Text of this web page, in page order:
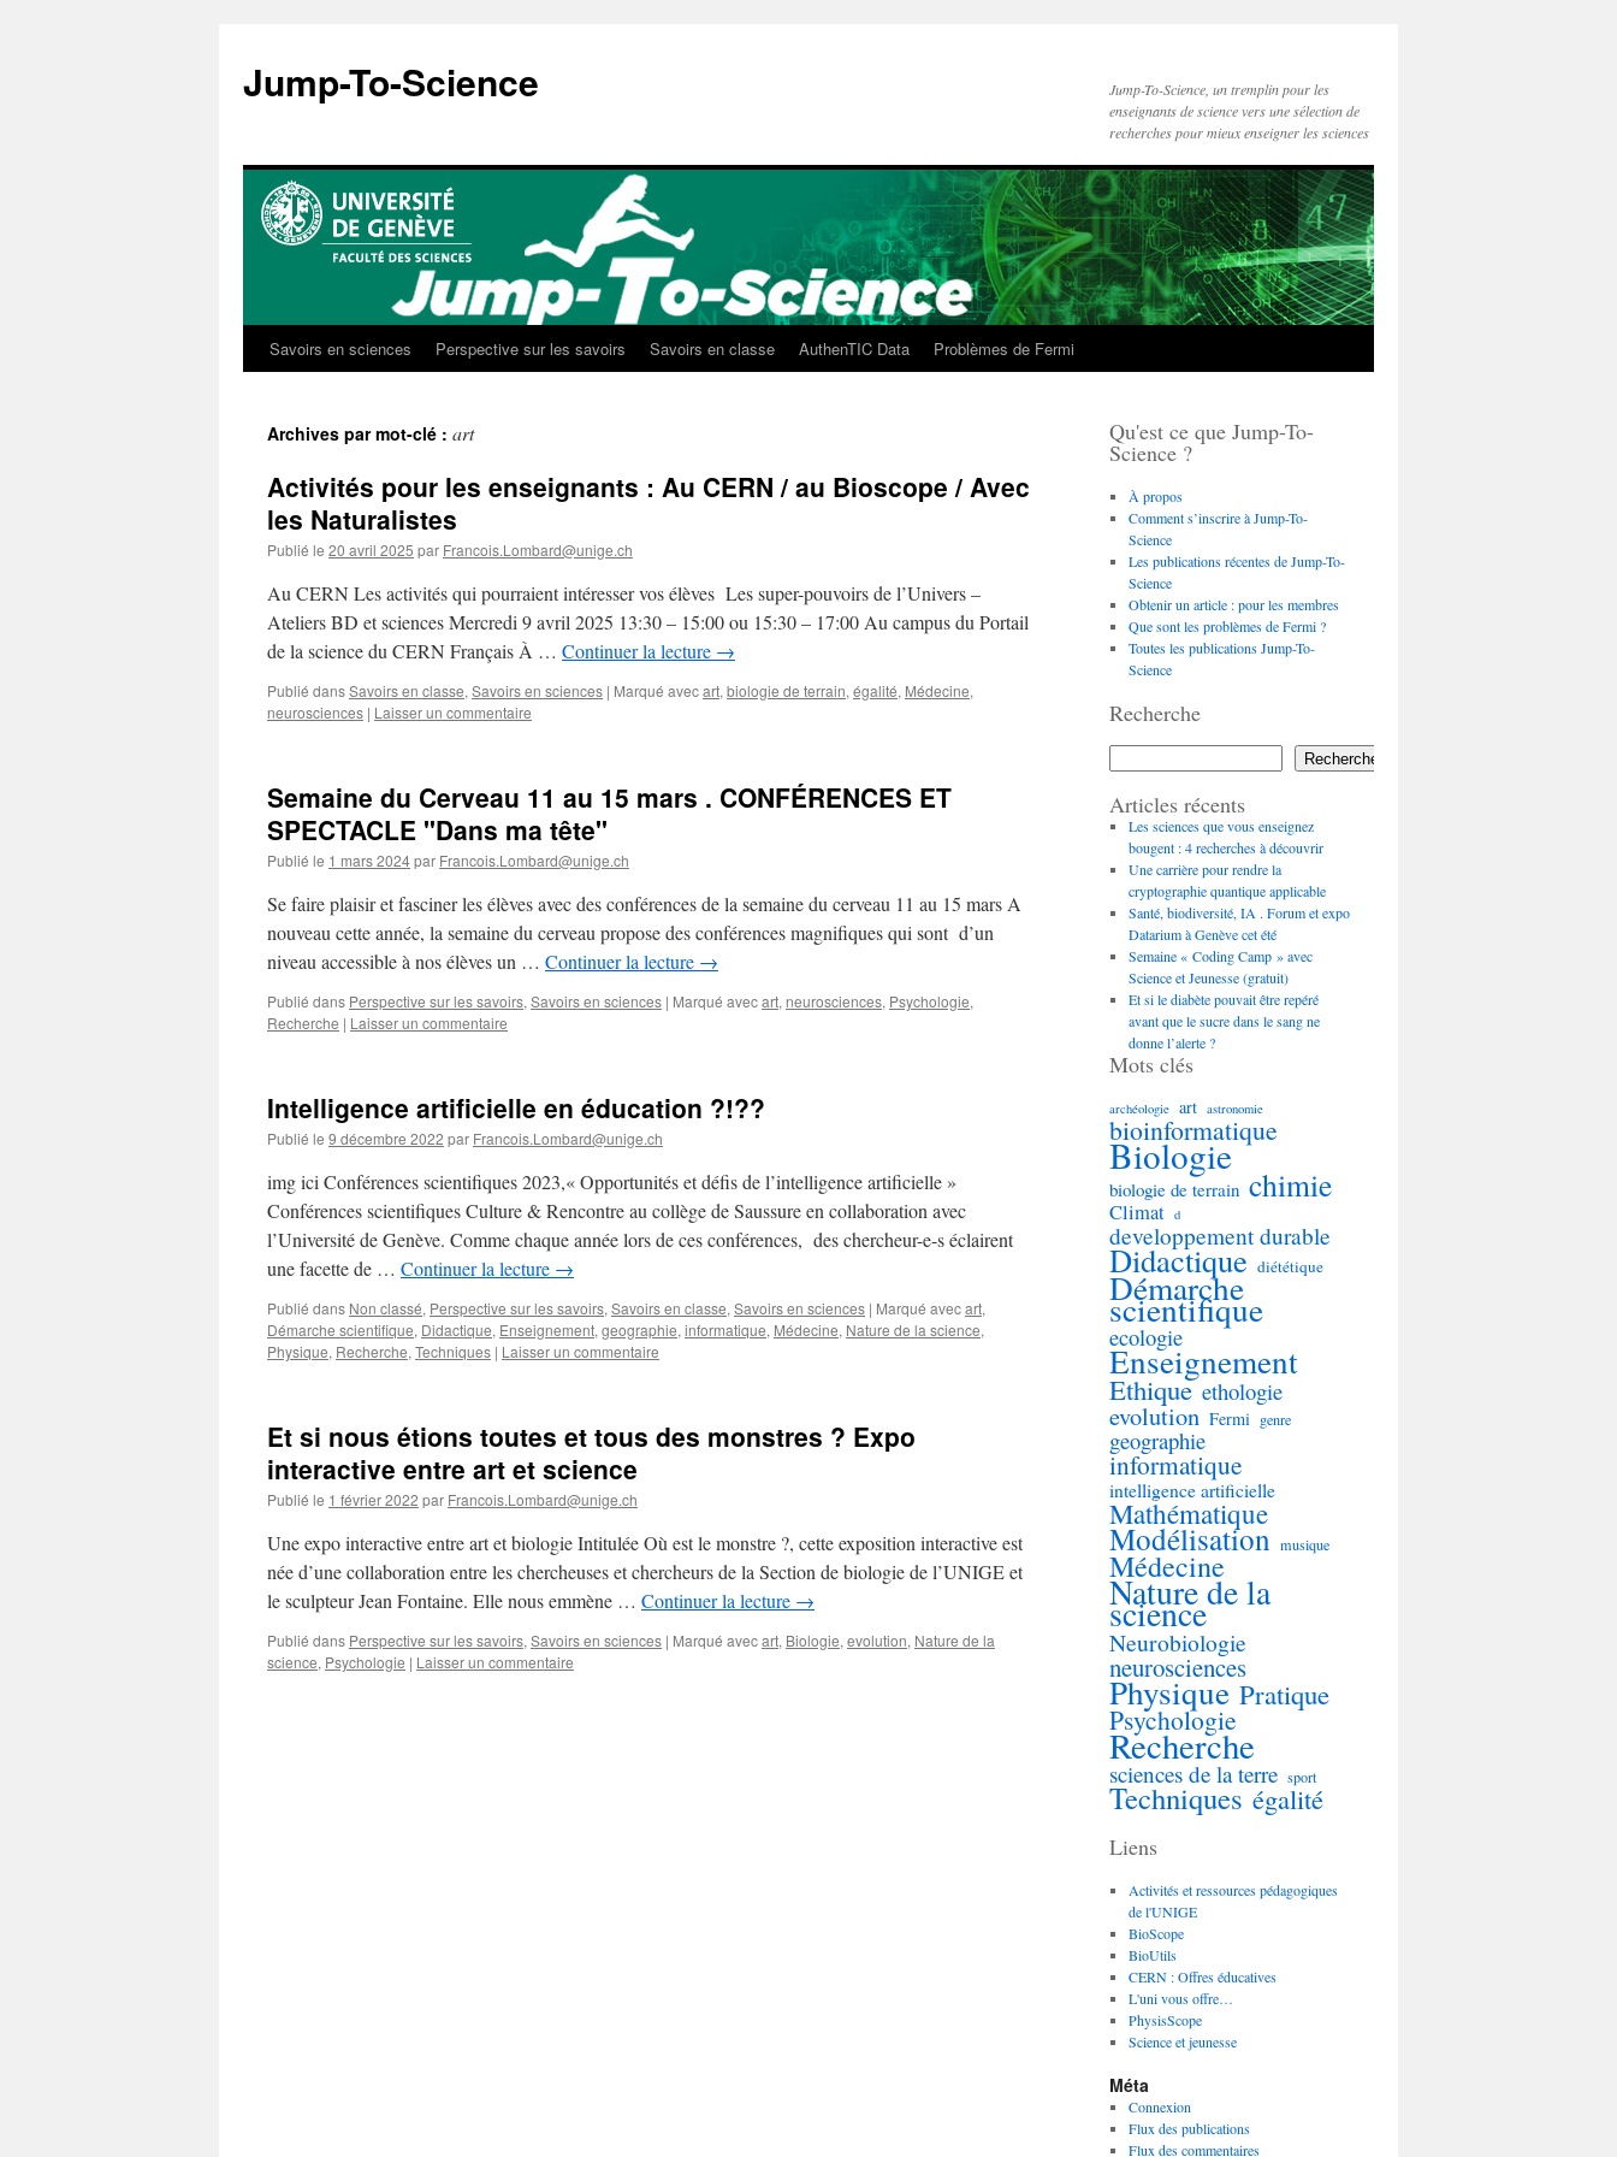
contenu
Jump-To-Science
Jump-To-Science, un tremplin pour les
enseignants de science vers une sélection de
recherches pour mieux enseigner les sciences
Savoirs en sciences Perspective sur les savoirs Savoirs en classe AuthenTIC Data Problèmes de Fermi
Archives par mot-clé : art
Activités pour les enseignants : Au CERN / au Bioscope / Avec
les Naturalistes
Publié le 20 avril 2025 par Francois.Lombard@unige.ch
Au CERN Les activités qui pourraient intéresser vos élèves Les super-pouvoirs de l’Univers –
Ateliers BD et sciences Mercredi 9 avril 2025 13:30 – 15:00 ou 15:30 – 17:00 Au campus du Portail
de la science du CERN Français À … Continuer la lecture →
Publié dansSavoirs en classe, Savoirs en sciences | Marqué avecart, biologie de terrain, égalité, Médecine,
neurosciences | Laisser un commentaire
Semaine du Cerveau 11 au 15 mars . CONFÉRENCES ET
SPECTACLE "Dans ma tête"
Publié le 1 mars 2024par Francois.Lombard@unige.ch
Se faire plaisir et fasciner les élèves avec des conférences de la semaine du cerveau 11 au 15 mars A
nouveau cette année, la semaine du cerveau propose des conférences magnifiques qui sont d’un
niveau accessible à nos élèves un … Continuer la lecture →
Publié dans Perspective sur les savoirs, Savoirs en sciences | Marqué avecart, neurosciences, Psychologie,
Recherche | Laisser un commentaire
Intelligence artificielle en éducation ?!??
Publié le 9 décembre 2022 par Francois.Lombard@unige.ch
img ici Conférences scientifiques 2023,« Opportunités et défis de l’intelligence artificielle »
Conférences scientifiques Culture & Rencontre au collège de Saussure en collaboration avec
l’Université de Genève. Comme chaque année lors de ces conférences, des chercheur-e-s éclairent
une facette de … Continuer la lecture →
Publié dans Non classé, Perspective sur les savoirs, Savoirs en classe, Savoirs en sciences | Marqué avecart,
Démarche scientifique, Didactique, Enseignement, geographie, informatique, Médecine, Nature de la science,
Physique, Recherche, Techniques | Laisser un commentaire
Et si nous étions toutes et tous des monstres ? Expo
interactive entre art et science
Publié le 1 février 2022 par Francois.Lombard@unige.ch
Une expo interactive entre art et biologie Intitulée Où est le monstre ?, cette exposition interactive est
née d’une collaboration entre les chercheuses et chercheurs de la Section de biologie de l’UNIGE et
le sculpteur Jean Fontaine. Elle nous emmène … Continuer la lecture →
Publié dans Perspective sur les savoirs, Savoirs en sciences | Marqué avecart, Biologie, evolution, Nature de la
science, Psychologie | Laisser un commentaire
Qu'est ce que Jump-To-
Science ?
À propos
Comment s’inscrire à Jump-To-
Science
Les publications récentes de Jump-To-
Science
Obtenir un article : pour les membres
Que sont les problèmes de Fermi ?
Toutes les publications Jump-To-
Science
Recherche
Rechercher
Articles récents
Les sciences que vous enseignez
bougent : 4 recherches à découvrir
Une carrière pour rendre la
cryptographie quantique applicable
Santé, biodiversité, IA . Forum et expo
Datarium à Genève cet été
Semaine « Coding Camp » avec
Science et Jeunesse (gratuit)
Et si le diabète pouvait être repéré
avant que le sucre dans le sang ne
donne l’alerte ?
Mots clés
archéologie art astronomie
bioinformatique
Biologie
biologie de terrain chimie
Climat d
developpement durable
Didactique diététique
Démarche
scientifique
ecologie
Enseignement
Ethique ethologie
evolution Fermi genre
geographie
informatique
intelligence artificielle
Mathématique
Modélisation musique
Médecine
Nature de la
science
Neurobiologie
neurosciences
Physique Pratique
Psychologie
Recherche
sciences de la terre sport
Techniques égalité
Liens
Activités et ressources pédagogiques
de l'UNIGE
BioScope
BioUtils
CERN : Offres éducatives
L'uni vous offre…
PhysisScope
Science et jeunesse
Méta
Connexion
Flux des publications
Flux des commentaires